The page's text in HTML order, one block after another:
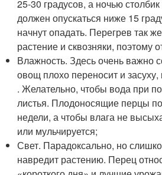
25-30 градусов, а ночью
должен опускаться ниже 15
начнут опадать. Перегрев так
растение и сквозняки, поэтому
Влажность. Здесь очень важно
овощ плохо переносит и
. Желательно, чтобы вода при
листья. Плодоносящие перцы
недели, а чтобы влага не
или мульчируется;
Свет. Парадоксально, но
навредит растению. Перец